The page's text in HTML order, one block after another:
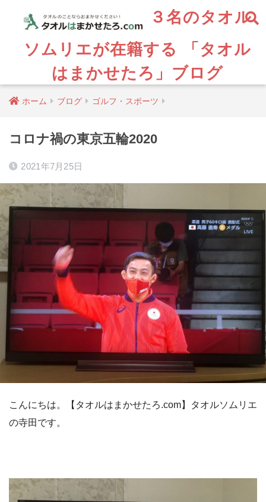
３名のタオル
ソムリエが在籍する 「タオル
はまかせたろ」ブログ
ホーム ブログ ゴルフ・スポーツ
コロナ禍の東京五輪2020
2021年7月25日
こんにちは。【タオルはまかせたろ.com】タオルソムリエ
の寺田です。